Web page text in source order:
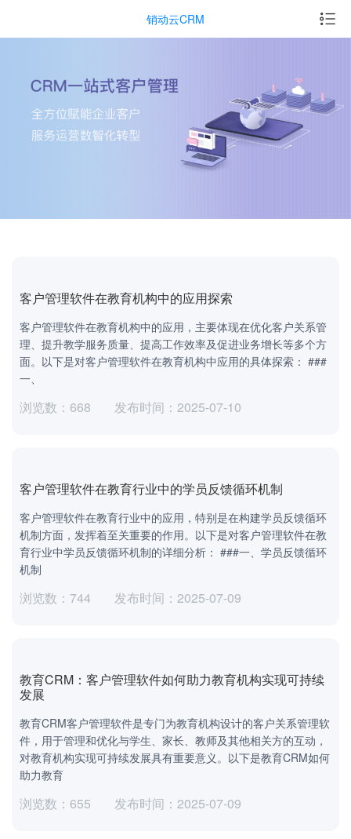
销动云CRM
客户管理软件在教育机构中的应用探索
客户管理软件在教育机构中的应用，主要体现在优化客户关系管
理、提升教学服务质量、提高工作效率及促进业务增长等多个方
面。以下是对客户管理软件在教育机构中应用的具体探索： ###
一、
浏览数：668 发布时间：2025-07-10
客户管理软件在教育行业中的学员反馈循环机制
客户管理软件在教育行业中的应用，特别是在构建学员反馈循环
机制方面，发挥着至关重要的作用。以下是对客户管理软件在教
育行业中学员反馈循环机制的详细分析： ###一、学员反馈循环
机制
浏览数：744 发布时间：2025-07-09
教育CRM：客户管理软件如何助力教育机构实现可持续
发展
教育CRM客户管理软件是专门为教育机构设计的客户关系管理软
件，用于管理和优化与学生、家长、教师及其他相关方的互动，
对教育机构实现可持续发展具有重要意义。以下是教育CRM如何
助力教育
浏览数：655 发布时间：2025-07-09